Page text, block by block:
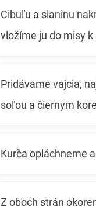
Cibuľu a slaninu
vložíme ju do misy k
Pridávame vajcia,
soľou a čiernym
Kurča opláchneme
Z oboch strán